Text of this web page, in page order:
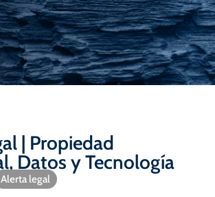
| Propiedad
Datos y Tecnología
Alerta legal